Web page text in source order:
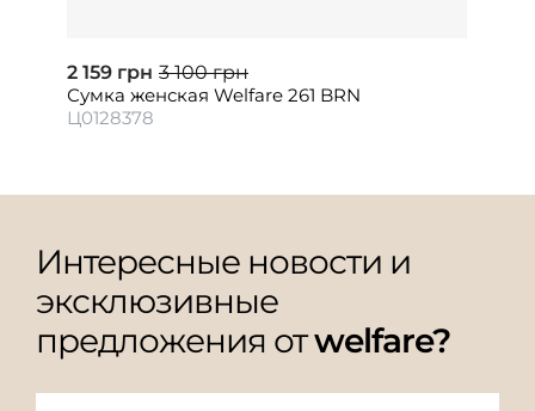
2 159 грн 3 100 грн
Сумка женская Welfare 261 BRN
Ц0128378
Интересные новости и
эксклюзивные
предложения отwelfare?